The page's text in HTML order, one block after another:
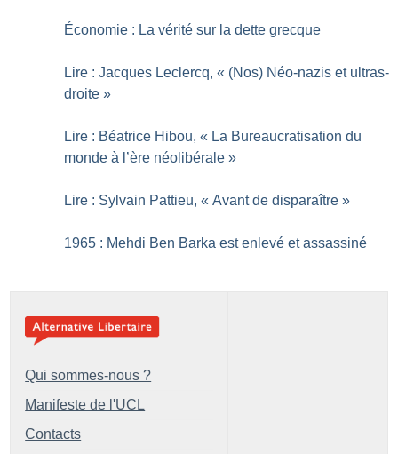
Économie : La vérité sur la dette grecque
Lire : Jacques Leclercq, « (Nos) Néo-nazis et ultras-
droite »
Lire : Béatrice Hibou, « La Bureaucratisation du
monde à l’ère néolibérale »
Lire : Sylvain Pattieu, « Avant de disparaître »
1965 : Mehdi Ben Barka est enlevé et assassiné
Qui sommes-nous ?
Manifeste de l'UCL
Contacts